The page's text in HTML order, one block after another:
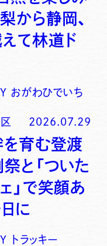
から静岡、
て林道ド
おがわひでいち
2026.07.29
育む登渡
と「ついた
」で笑顔あ
に
トラッキー